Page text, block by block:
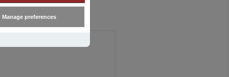
Manage preferences